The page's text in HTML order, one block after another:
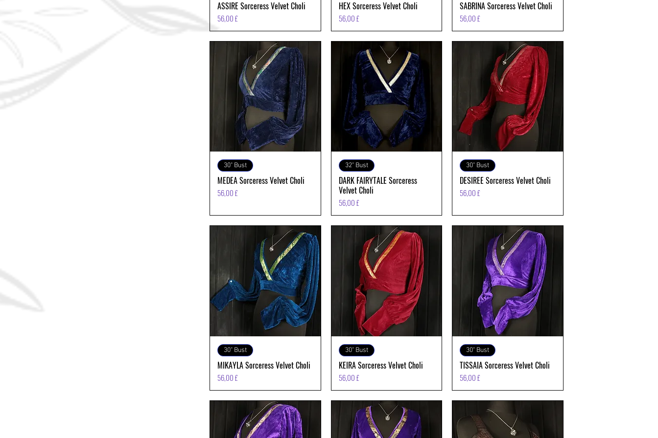
ASSIRE Sorceress Velvet Choli
Prezzo
56,00 £
HEX Sorceress Velvet Choli
Prezzo
56,00 £
SABRINA Sorceress Velvet Choli
Prezzo
56,00 £
Vista rapida
30" Bust
MEDEA Sorceress Velvet Choli
Prezzo
56,00 £
Vista rapida
32" Bust
DARK FAIRYTALE Sorceress
Velvet Choli
Prezzo
56,00 £
Vista rapida
30" Bust
DESIREE Sorceress Velvet Choli
Prezzo
56,00 £
Vista rapida
30" Bust
MIKAYLA Sorceress Velvet Choli
Prezzo
56,00 £
Vista rapida
30" Bust
KEIRA Sorceress Velvet Choli
Prezzo
56,00 £
Vista rapida
30" Bust
TISSAIA Sorceress Velvet Choli
Prezzo
56,00 £